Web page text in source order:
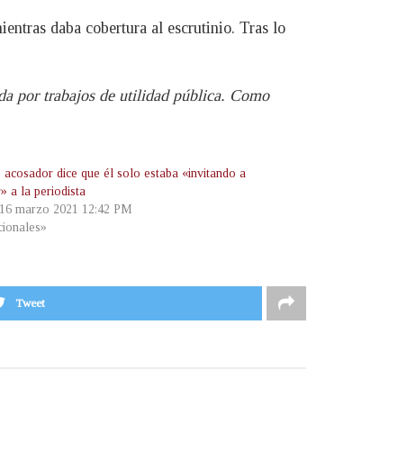
daba cobertura al escrutinio. Tras lo
por trabajos de utilidad pública. Como
acosador dice que él solo estaba «invitando a
a la periodista
marzo 2021 12:42 PM
Tweet